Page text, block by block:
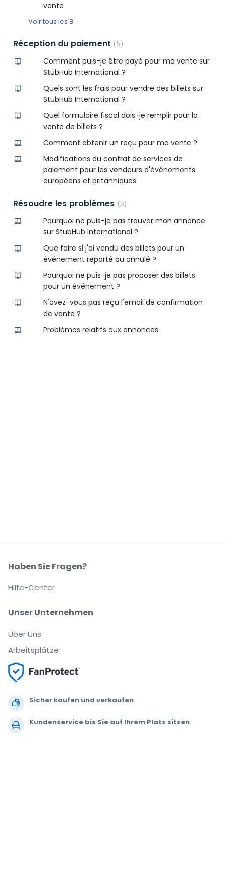
vente
Voir tous les 8
Réception du paiement 5
Comment puis-je être payé pour ma vente sur
StubHub International ?
Quels sont les frais pour vendre des billets sur
StubHub International ?
Quel formulaire fiscal dois-je remplir pour la
vente de billets ?
Comment obtenir un reçu pour ma vente ?
Modifications du contrat de services de
paiement pour les vendeurs d'événements
européens et britanniques
Résoudre les problèmes 5
Pourquoi ne puis-je pas trouver mon annonce
sur StubHub International ?
Que faire si j'ai vendu des billets pour un
événement reporté ou annulé ?
Pourquoi ne puis-je pas proposer des billets
pour un événement ?
N'avez-vous pas reçu l'email de confirmation
de vente ?
Problèmes relatifs aux annonces
Sicher kaufen und verkaufen
Kundenservice bis Sie auf Ihrem Platz sitzen
Unser Unternehmen
Über Uns
Arbeitsplätze
Haben Sie Fragen?
Hilfe-Center